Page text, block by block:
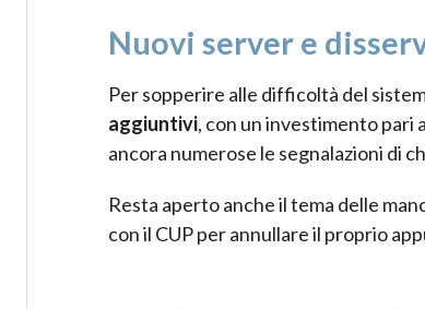
Nuovi server e
Per sopperire alle difficoltà del
aggiuntivi, con un investimento pari
ancora numerose le segnalazioni di
Resta aperto anche il tema delle
con il CUP per annullare il proprio